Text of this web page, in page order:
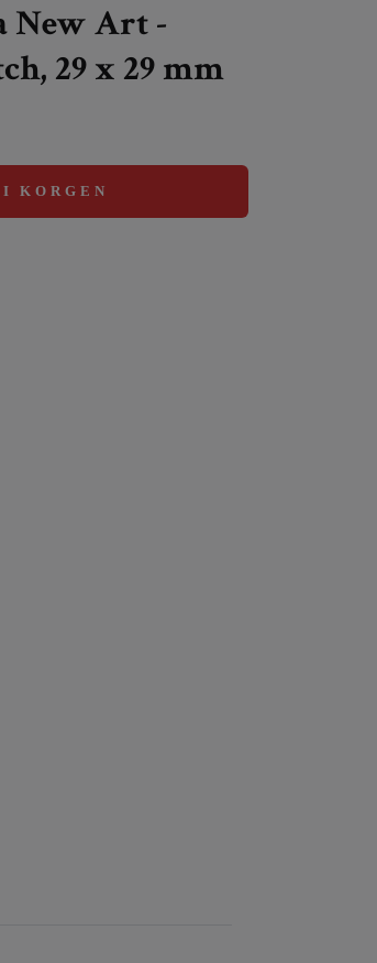
New Art -
29 x 29 mm
KORGEN